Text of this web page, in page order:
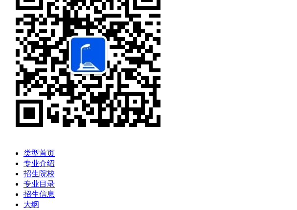
类型首页
专业介绍
招生院校
专业目录
招生信息
大纲